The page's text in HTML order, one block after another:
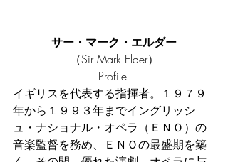
サー・マーク・エルダー
（Sir Mark Elder）
Profile
イギリスを代表する指揮者。１９７９
年から１９９３年までイングリッシ
ュ・ナショナル・オペラ（ＥＮＯ）の
音楽監督を務め、ＥＮＯの最盛期を築